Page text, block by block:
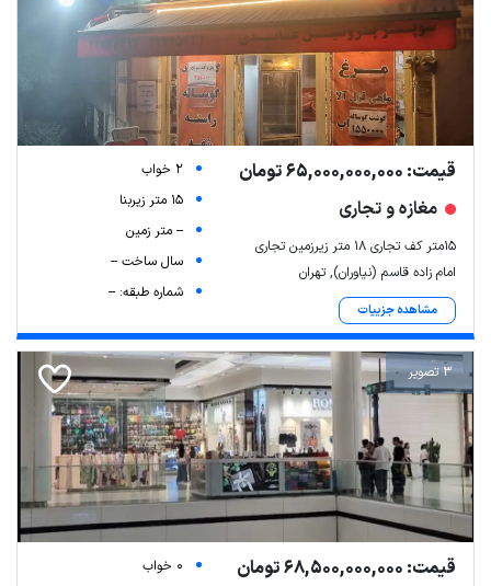
قیمت: 65,000,000,000 تومان
مغازه و تجاری
۱۵متر کف تجاری ۱۸ متر زیرزمین تجاری
امام زاده قاسم (نیاوران), تهران
مشاهده جزییات
2 خواب
15 متر زیربنا
-- متر زمین
سال ساخت --
شماره طبقه: --
3 تصویر
قیمت: 68,500,000,000 تومان
0 خواب